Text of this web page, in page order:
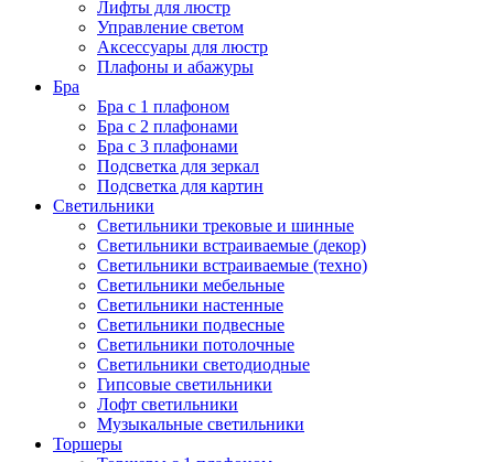
Лифты для люстр
Управление светом
Аксессуары для люстр
Плафоны и абажуры
Бра
Бра с 1 плафоном
Бра с 2 плафонами
Бра с 3 плафонами
Подсветка для зеркал
Подсветка для картин
Светильники
Светильники трековые и шинные
Светильники встраиваемые (декор)
Светильники встраиваемые (техно)
Светильники мебельные
Светильники настенные
Светильники подвесные
Светильники потолочные
Светильники светодиодные
Гипсовые светильники
Лофт светильники
Музыкальные светильники
Торшеры